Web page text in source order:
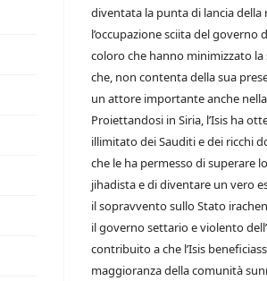
diventata la punta di lancia
l’occupazione sciita del governo
coloro che hanno minimizzato
che, non contenta della sua
un attore importante anche
Proiettandosi in Siria, l’Isis ha
illimitato dei Sauditi e dei ricchi
che le ha permesso di superare
jihadista e di diventare un vero
il sopravvento sullo Stato
il governo settario e violento
contribuito a che l’Isis
maggioranza della comunità